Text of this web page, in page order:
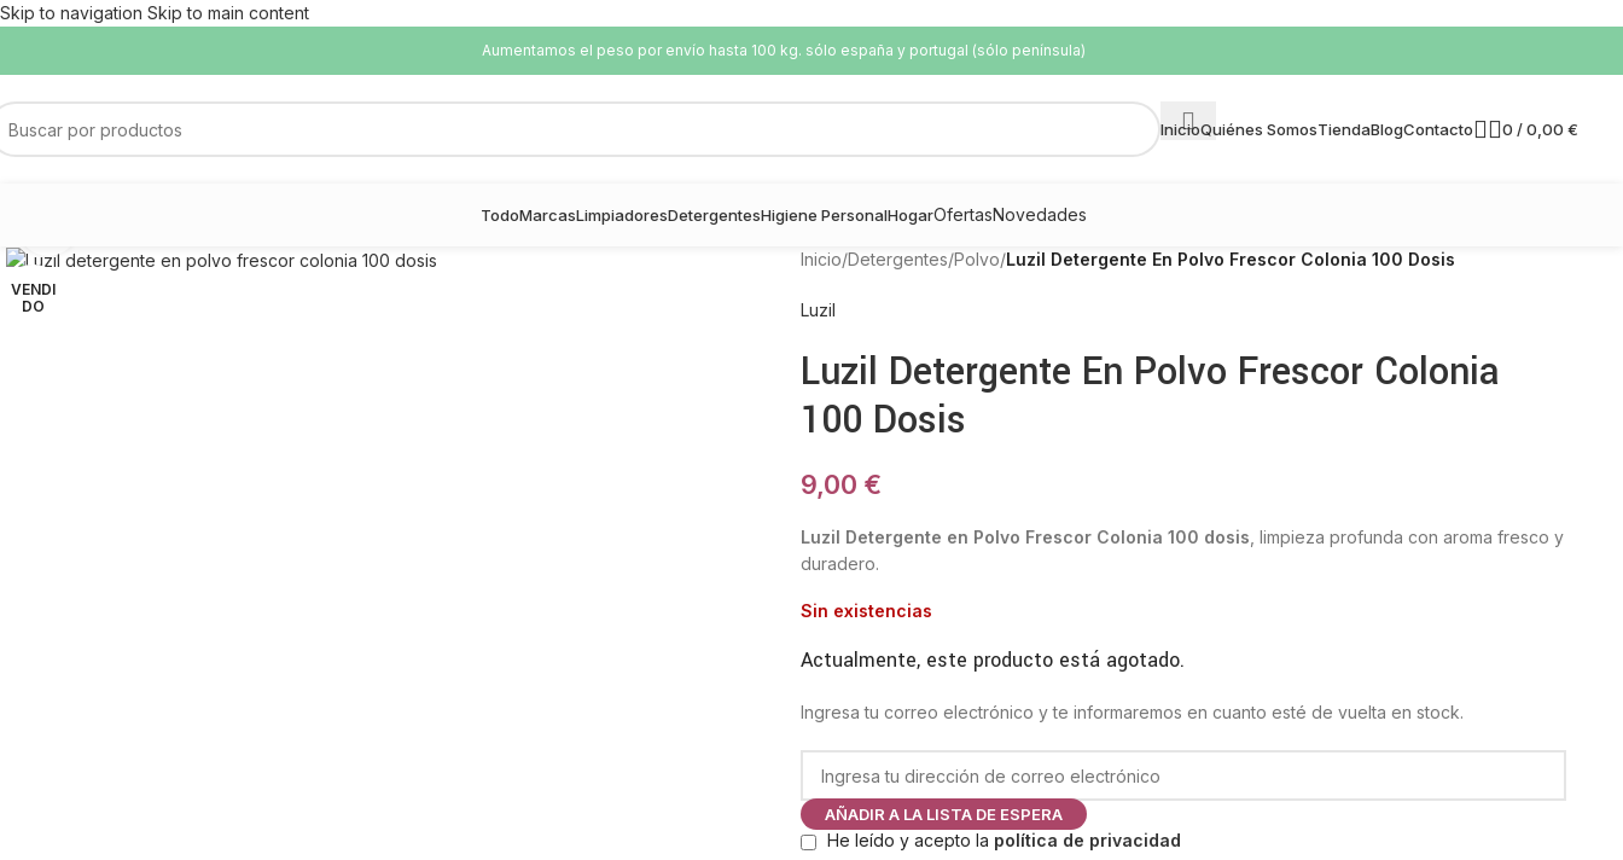
Skip to navigation Skip to main content
Aumentamos el peso por envío hasta 100 kg. sólo españa y portugal (sólo península)
InicioQuiénes SomosTiendaBlogContacto 0 /0,00 €
TodoMarcasLimpiadoresDetergentesHigiene PersonalHogarOfertasNovedades
VENDI
DO
Inicio/Detergentes/Polvo/Luzil Detergente En Polvo Frescor Colonia 100 Dosis
Luzil
Luzil Detergente En Polvo Frescor Colonia
100 Dosis
9,00 €
Luzil Detergente en Polvo Frescor Colonia 100 dosis , limpieza profunda con aroma fresco y
duradero.
Sin existencias
Actualmente, este producto está agotado.
Ingresa tu correo electrónico y te informaremos en cuanto esté de vuelta en stock.
AÑADIR A LA LISTA DE ESPERA
He leído y acepto la política de privacidad